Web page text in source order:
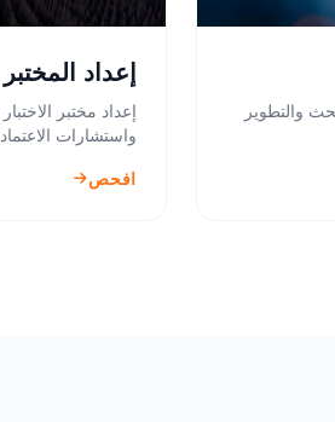
والتطوير
إعداد المختبر
إعداد مختبر
واستشارات الاعتماد.
افحص